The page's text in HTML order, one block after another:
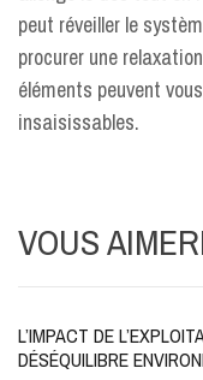
peut réveiller le
procurer une
éléments peuvent
insaisissables.
VOUS
L’IMPACT DE
DÉSÉQUILIBRE